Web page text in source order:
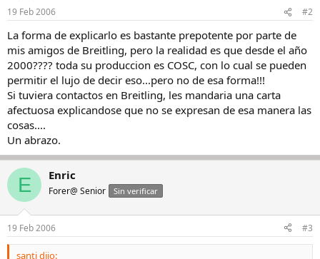
19 Feb 2006 #2
La forma de explicarlo es bastante prepotente por parte de
mis amigos de Breitling, pero la realidad es que desde el año
2000???? toda su produccion es COSC, con lo cual se pueden
permitir el lujo de decir eso...pero no de esa forma!!!
Si tuviera contactos en Breitling, les mandaria una carta
afectuosa explicandose que no se expresan de esa manera las
cosas....
Un abrazo.
E Enric
Forer@ Senior Sin verificar
19 Feb 2006 #3
santi dijo: